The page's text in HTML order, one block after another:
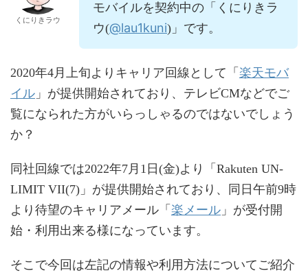
くにりきラウ
モバイルを契約中の「くにりきラ
ウ(@lau1kuni)」です。
2020年4月上旬よりキャリア回線として「 楽天モバ
イル 」が提供開始されており、テレビCMなどでご
覧になられた方がいらっしゃるのではないでしょう
か？
同社回線では2022年7月1日(金)より「Rakuten UN-
LIMIT VII(7)」が提供開始されており、同日午前9時
より待望のキャリアメール「 楽メール 」が受付開
始・利用出来る様になっています。
そこで今回は左記の情報や利用方法についてご紹介